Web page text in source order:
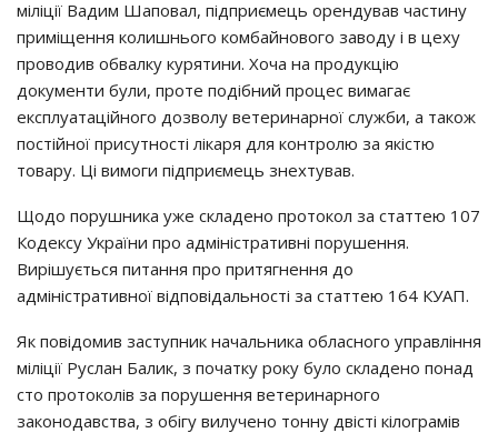
міліції Вадим Шаповал, підприємець орендував частину
приміщення колишнього комбайнового заводу і в цеху
проводив обвалку курятини. Хоча на продукцію
документи були, проте подібний процес вимагає
експлуатаційного дозволу ветеринарної служби, а також
постійної присутності лікаря для контролю за якістю
товару. Ці вимоги підприємець знехтував.
Щодо порушника уже складено протокол за статтею 107
Кодексу України про адміністративні порушення.
Вирішується питання про притягнення до
адміністративної відповідальності за статтею 164 КУАП.
Як повідомив заступник начальника обласного управління
міліції Руслан Балик, з початку року було складено понад
сто протоколів за порушення ветеринарного
законодавства, з обігу вилучено тонну двісті кілограмів